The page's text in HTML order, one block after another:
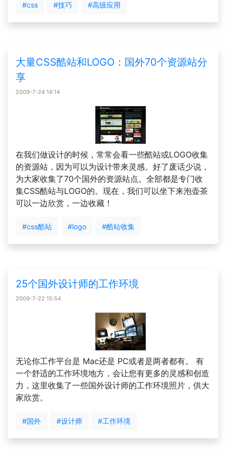
#css #技巧 #高级应用
大量CSS酷站和LOGO：国外70个资源站分
享
2009-7-24 14:14
在我们做设计的时候，常常会看一些酷站或LOGO收集
的资源站，因为可以为设计带来灵感。好了废话少说，
为大家收集了70个国外的资源站点。全部都是专门收
集CSS酷站与LOGO的。现在，我们可以坐下来泡壶茶
可以一边欣赏，一边收藏！
#css酷站 #logo #酷站收集
25个国外设计师的工作环境
2009-7-22 15:54
无论你工作平台是 Mac还是 PC或者是两者都有。 有
一个舒适的工作环境地方，会让您有更多的灵感和创造
力，这里收集了一些国外设计师的工作环境照片，供大
家欣赏。
#国外 #设计师 #工作环境